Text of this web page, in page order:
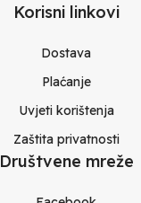
Korisni linkovi
Dostava
Plaćanje
Uvjeti korištenja
Zaštita privatnosti
Društvene mreže